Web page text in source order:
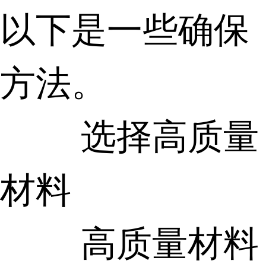
以下是一些确保
方法。
选择高质量
材料
高质量材料